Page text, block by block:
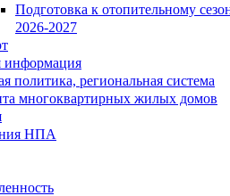
Подготовка к отопительному
2026-2027
информация
политика, региональная система
многоквартирных жилых домов
НПА